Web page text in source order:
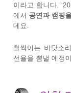
이라고 합니다.
에서 공연과 캠핑
데요.
철썩이는 바닷소
선율을 뽐낼 예정